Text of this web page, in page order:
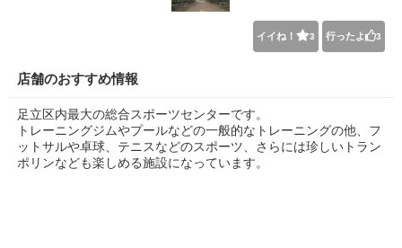
イイね！ 3 行ったよ 3
店舗のおすすめ情報
足立区内最大の総合スポーツセンターです。
トレーニングジムやプールなどの一般的なトレーニングの他、フ
ットサルや卓球、テニスなどのスポーツ、さらには珍しいトラン
ポリンなども楽しめる施設になっています。